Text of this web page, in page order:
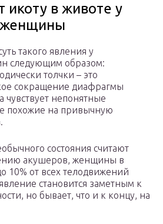
икоту в животе у
такого явления у
следующим образом:
толчки – это
сокращение диафрагмы
чувствует непонятные
похожие на привычную
состояния считают
акушеров, женщины в
10% от всех телодвижений
становится заметным к
но бывает, что и к концу, на